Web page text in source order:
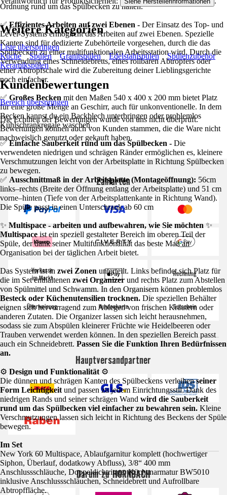
Ordnung rund um das Spülbecken zu halten.
✅Effizientes Arbeiten auf zwei Ebenen - Der Einsatz des Top- und
Level-Systems ermöglicht das Arbeiten auf zwei Ebenen. Spezielle
Kanten sind für dedizierte Zubehörteile vorgesehen, durch die das
Spülbecken zu einer multifunktionalen Arbeitsstation wird. Durch die
Verwendung eines Schneidebretts, eines rollbaren Abtropfers oder
einer Abtropfschale wird die Zubereitung deiner Lieblingsgerichte
noch einfacher.
✅ Großes Becken mit den Maßen 540 x 400 x 200 mm bietet Platz
für eine große Menge an Geschirr, auch für unkonventionelle. In dem
Becken kannst du ein Backblech unterbringen oder problemlos
Kühlschrankregale waschen.
✅Einfache Sauberkeit rund um das Spülbecken - Die
verwendeten niedrigen und schrägen Ränder ermöglichen es, kleinere
Verschmutzungen leicht von der Arbeitsplatte in Richtung Spülbecken
zu bewegen.
✅ Ausschnittmaß in der Arbeitsplatte (Montageöffnung): 56cm
links–rechts (Breite der Öffnung entlang der Arbeitsplatte) und 51 cm
vorne–hinten (Tiefe von der Arbeitsplattenkante in Richtung Wand).
Die Spüle passt in einen Unterschrank ab 60 cm
✨ Multispace - arbeiten und aufbewahren, wie Sie möchten ✨
Multispaceist ein speziell gestalteter Bereich im oberen Teil der
Spüle, der dank seiner Multifunktionalität das beste Maß an
Organisation bei der täglichen Arbeit bietet.
Das System ist in zwei Zonen unterteilt. Links befindet sich Platz für
die im Set enthaltenen zwei Organizer und rechts Platz zum Abstellen
von Spülmittel und Schwamm. In den Organisern können problemlos
Besteck oder Küchenutensilien trocknen. Die speziellen Behälter
eignen sich hervorragend zum Ablegen von frischen Kräutern oder
anderen Zutaten. Die Organizer lassen sich leicht herausnehmen,
sodass sie zum Abspülen kleinerer Früchte wie Heidelbeeren oder
Trauben verwendet werden können. In den speziellen Bereich passt
auch ein Schneidebrett. Passen Sie die Funktion Ihren Bedürfnissen
an.
⚙️ Design und Funktionalität ⚙️
Die dünnen und schrägen Kanten des Spülbeckens verleihenseiner
Form Leichtigkeit und passen zu jedem Einrichtungsstil. Dank des
niedrigen Rands und seiner schrägen Wand wird die Sauberkeit
rund um das Spülbecken viel einfacher zu bewahren sein. Kleine
Verschmutzungen lassen sich leicht in Richtung des Beckens der Spüle
bewegen.
Im Set
New York 60 Multispace, Ablaufgarnitur komplett (hochwertiger
Siphon, Überlauf, dodatkowy Abfluss), 3/8“ 400 mm
Anschlussschläuche, Doppeldichtringe, Küchenarmatur BW5010
inklusive Anschlussschläuchen, Schneidebrett und Aufrollbare
Abtropffläche.
Weitere Kategorien
Liste überspringen
Küche
Spülen Granitspülen Edelstahlspülen
Spülenzubehör
Keramikspülen
Kundenbewertungen
Bereich überspringen
Die Echtheit der Bewertungen wurde von uns nicht überprüft.
Bewertungen können auch von Kunden stammen, die die Ware nicht
nachweislich genutzt oder gekauft haben.
Zahlarten
Hauptversandpartner
Darum zu HORNBACH